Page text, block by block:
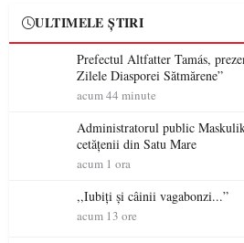
ULTIMELE ȘTIRI
Prefectul Altfatter Tamás,
Zilele Diasporei Sătmărene”
acum 44 minute
Administratorul public
cetățenii din Satu Mare
acum 1 ora
,,Iubiți și câinii vagabonzi...”
acum 13 ore